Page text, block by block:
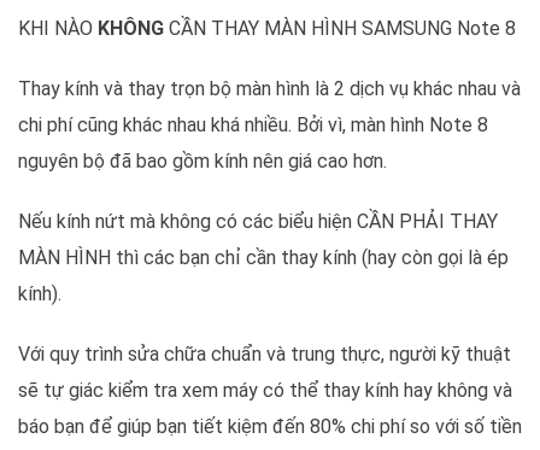
KHI NÀO KHÔNG CẦN THAY MÀN HÌNH SAMSUNG Note 8
Thay kính và thay trọn bộ màn hình là 2 dịch vụ khác nhau và
chi phí cũng khác nhau khá nhiều. Bởi vì, màn hình Note 8
nguyên bộ đã bao gồm kính nên giá cao hơn.
Nếu kính nứt mà không có các biểu hiện CẦN PHẢI THAY
MÀN HÌNH thì các bạn chỉ cần thay kính (hay còn gọi là ép
kính).
Với quy trình sửa chữa chuẩn và trung thực, người kỹ thuật
sẽ tự giác kiểm tra xem máy có thể thay kính hay không và
báo bạn để giúp bạn tiết kiệm đến 80% chi phí so với số tiền